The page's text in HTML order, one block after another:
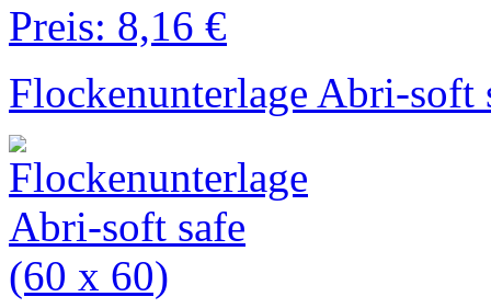
Preis: 8,16 €
Flockenunterlage Abri-soft